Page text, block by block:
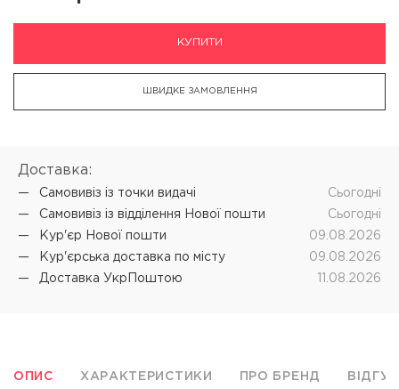
КУПИТИ
ШВИДКЕ ЗАМОВЛЕННЯ
Доставка:
Самовивіз iз точки видачі
Cьогодні
Самовивіз iз відділення Нової пошти
Cьогодні
Кур'єр Нової пошти
09.08.2026
Кур'єрська доставка по місту
09.08.2026
Доставка УкрПоштою
11.08.2026
ОПИС ХАРАКТЕРИСТИКИ ПРО БРЕНД